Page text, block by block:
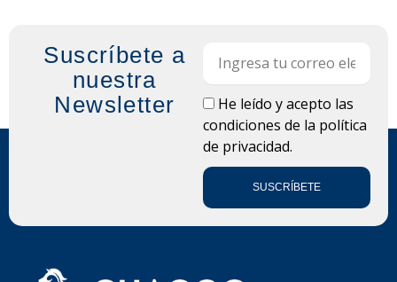
Suscríbete a
nuestra
Newsletter
LOPDHe leído y acepto las
condiciones de la política
de privacidad.
SUSCRÍBETE